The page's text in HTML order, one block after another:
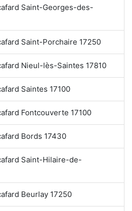
Saint-Georges-des-
Saint-Porchaire 17250
Nieul-lès-Saintes 17810
Saintes 17100
Fontcouverte 17100
Bords 17430
Saint-Hilaire-de-
Beurlay 17250